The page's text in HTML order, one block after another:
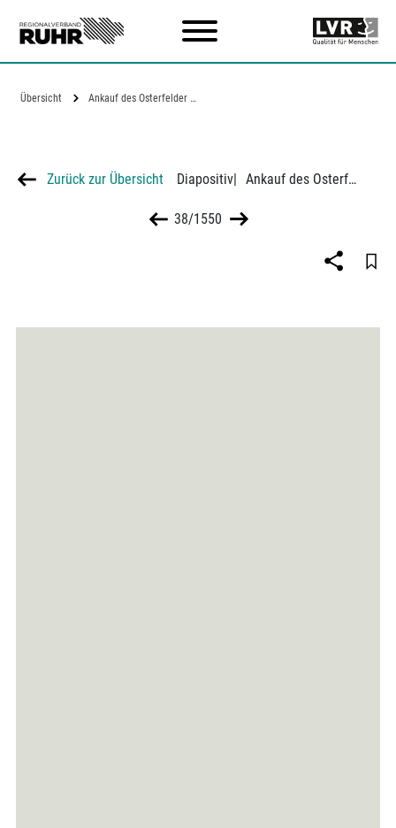
Übersicht Ankauf des Osterfelder Stadtwaldes
Zurück zur Übersicht Diapositiv| Ankauf des Osterfelder Stadtwaldes
38/1550